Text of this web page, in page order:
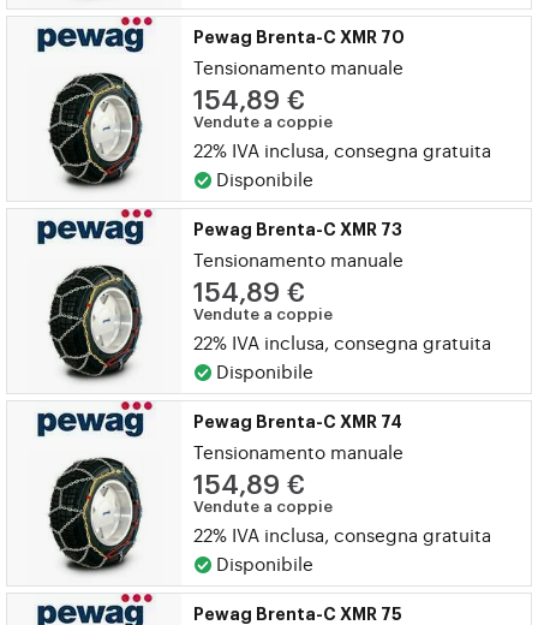
Pewag Brenta-C XMR 70
Tensionamento manuale
154,89 €
Vendute a coppie
22% IVA inclusa, consegna gratuita
Disponibile
Pewag Brenta-C XMR 73
Tensionamento manuale
154,89 €
Vendute a coppie
22% IVA inclusa, consegna gratuita
Disponibile
Pewag Brenta-C XMR 74
Tensionamento manuale
154,89 €
Vendute a coppie
22% IVA inclusa, consegna gratuita
Disponibile
Pewag Brenta-C XMR 75